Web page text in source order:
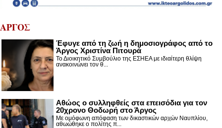
ΑΡΓΟΣ
Έφυγε από τη ζωή η δημοσιογράφος από το
Άργος Χριστίνα Πιτουρά
Το Διοικητικό Συμβούλιο της ΕΣΗΕΑ με ιδιαίτερη θλίψη
ανακοινώνει τον θ...
Αθώος ο συλληφθείς στα επεισόδια για τον
20χρονο Θοδωρή στο Άργος
Με ομόφωνη απόφαση των δικαστικών αρχών Ναυπλίου,
αθωώθηκε ο πολίτης π...